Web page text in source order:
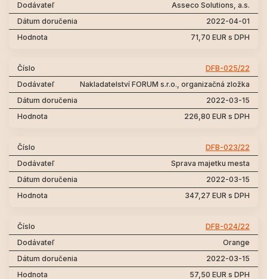
Asseco Solutions, a.s.
2022-04-01
71,70 EUR s DPH
DFB-025/22
Nakladatelství FORUM s.r.o., organizačná zložka
2022-03-15
226,80 EUR s DPH
DFB-023/22
Sprava majetku mesta
2022-03-15
347,27 EUR s DPH
DFB-024/22
Orange
2022-03-15
57,50 EUR s DPH